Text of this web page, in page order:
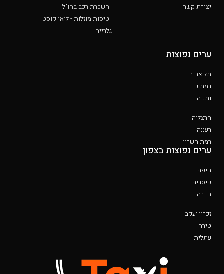
יצירת קשר
השכרת רכב בחו"ל
טיסות מוזלות - לואו קוסט
גלרייה
ערים נפוצות
תל אביב
רמת גן
נתניה
הרצליה
רעננה
רמת השרון
ערים נפוצות בצפון
חיפה
קיסריה
חדרה
זכרון יעקב
טירה
עתלית